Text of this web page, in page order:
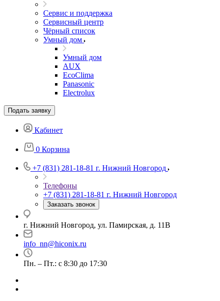
Сервис и поддержка
Сервисный центр
Чёрный список
Умный дом
Умный дом
AUX
EcoClima
Panasonic
Electrolux
Подать заявку
Кабинет
0 Корзина
+7 (831) 281-18-81 г. Нижний Новгород
Телефоны
+7 (831) 281-18-81 г. Нижний Новгород
Заказать звонок
г. Нижний Новгород, ул. Памирская, д. 11В
info_nn@hiconix.ru
Пн. – Пт.: с 8:30 до 17:30